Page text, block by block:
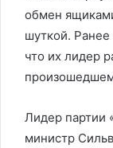
обмен
шуткой. Ранее
что их лидер
Лидер партии
министр